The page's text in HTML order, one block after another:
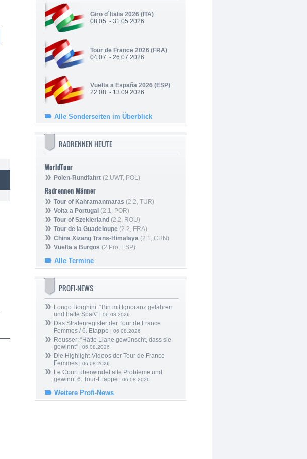
Giro d`Italia 2026 (ITA)
08.05. - 31.05.2026
Tour de France 2026 (FRA)
04.07. - 26.07.2026
Vuelta a España 2026 (ESP)
22.08. - 13.09.2026
Alle Sonderseiten im Überblick
RADRENNEN HEUTE
WorldTour
Polen-Rundfahrt (2.UWT, POL)
Radrennen Männer
Tour of Kahramanmaras (2.2, TUR)
Volta a Portugal (2.1, POR)
Tour of Szeklerland (2.2, ROU)
Tour de la Guadeloupe (2.2, FRA)
China Xizang Trans-Himalaya (2.1, CHN)
Vuelta a Burgos (2.Pro, ESP)
Alle Termine
PROFI-NEWS
Longo Borghini: “Bin mit Ignoranz gefahren
und hatte Spaß“ | 06.08.2026
Das Strafenregister der Tour de France
Femmes / 6. Etappe | 06.08.2026
Reusser: “Hätte Liane gewünscht, dass sie
gewinnt“ | 06.08.2026
Die Highlight-Videos der Tour de France
Femmes | 06.08.2026
Le Court überwindet alle Probleme und
gewinnt 6. Tour-Etappe | 06.08.2026
Weitere Profi-News